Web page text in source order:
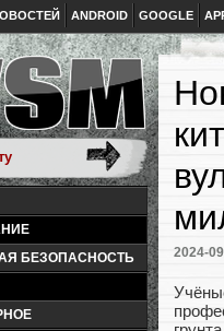
ANDROID GOOGLE
БЕЗОПАСНОСТЬ
2024-